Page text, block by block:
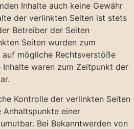
Inhalte auch keine Gewähr
der verlinkten Seiten ist stets
Betreiber der Seiten
Seiten wurden zum
mögliche Rechtsverstöße
waren zum Zeitpunkt der
Kontrolle der verlinkten Seiten
einer
Bei Bekanntwerden von